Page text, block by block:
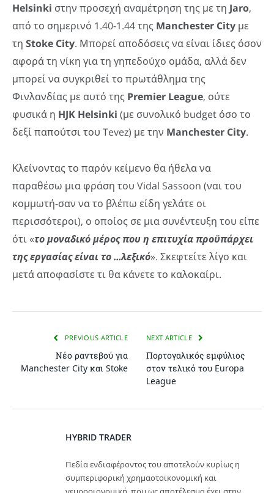
Helsinki στην προσεχή αναμέτρηση της με τη Jaro,
από το σημερινό 1.40-1.44 της Manchester City με
τη Stoke City. Μπορεί αποδόσεις να είναι ίδιες όσον
αφορά τη νίκη για τη γηπεδούχο ομάδα, αλλά δεν
μπορεί να συγκριθεί το πρωτάθλημα της
Φινλανδίας με αυτό της Premier League, ούτε
φυσικά η HJK Helsinki (με συνολικό budget όσο το
δεξί παπούτσι του Tevez) με την Manchester City.
Κλείνοντας το παρόν κείμενο θα ήθελα να
παραθέσω μια φράση του Vidal Sassoon (ναι του
κομμωτή-σαν να το βλέπω είδη γελάτε οι
περισσότεροι), ο οποίος σε μια συνέντευξη του είπε
ότι «το μοναδικό μέρος που η επιτυχία προϋπάρχει
της εργασίας είναι το …λεξικό». Σκεφτείτε λίγο και
μετά αποφασίστε τι θα κάνετε το καλοκαίρι.
PREVIOUS ARTICLE
Νέο ραντεβού για
Manchester City και Stoke
NEXT ARTICLE
Πορτογαλικός εμφύλιος
στον τελικό του Europa
League
HYBRID TRADER
Πεδία ενδιαφέροντος του αποτελούν κυρίως η
συμπεριφορική χρημαοτοικονομική και